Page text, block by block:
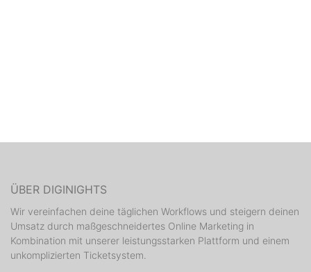
ÜBER DIGINIGHTS
Wir vereinfachen deine täglichen Workflows und steigern deinen
Umsatz durch maßgeschneidertes Online Marketing in
Kombination mit unserer leistungsstarken Plattform und einem
unkomplizierten Ticketsystem.